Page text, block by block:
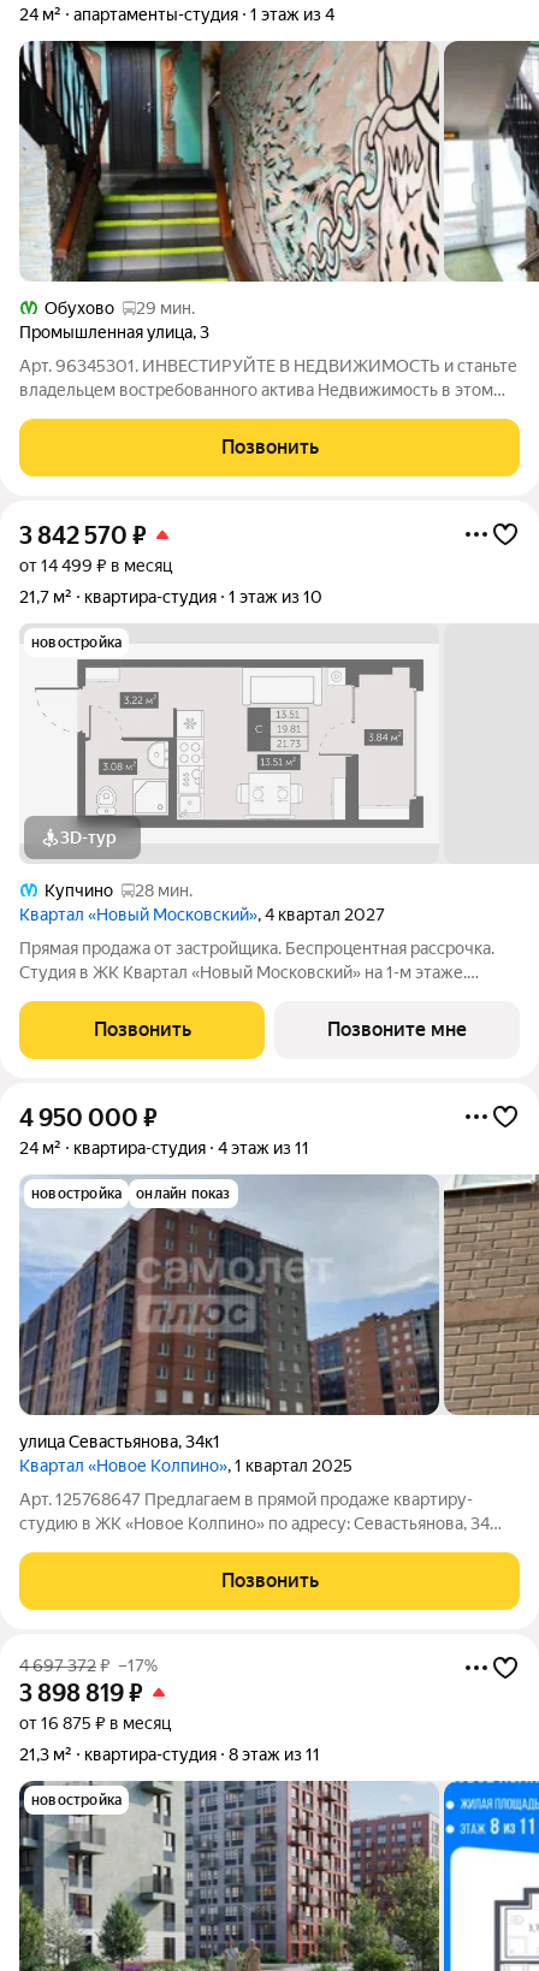
24 м² апартаменты-студия 1 этаж из 4
Обухово
29 мин.
Промышленная улица,3
Арт. 96345301. ИHBEСТИРУЙTЕ В НЕДВИЖИMОCТЬ и станьте
владельцем востребованного актива Недвижимость в этом
надёжность вложений и гарантированный пассивный доход от
сдачи объекта в аренду
Позвонить
3 842 570 ₽
от 14 499 ₽ в месяц
21,7 м²
квартира-студия 1 этаж из 10
новостройка
3D-тур
Купчино
28 мин.
Квартал «Новый Московский», 4 квартал 2027
Прямая продажа от застройщика. Беспроцентная рассрочка.
Студия в ЖК Квартал «Новый Московский» на 1-м этаже.
квартал «Новый Московский» в Пушкинском районе. Этот
комплекс объединит в себе успешный
Позвонить Позвоните мне
4 950 000 ₽
24 м² квартира-студия 4 этаж из 11
новостройка онлайн показ
улица Севастьянова,34к1
Квартал «Новое Колпино», 1 квартал 2025
Арт. 125768647 Предлагаем в прямой продаже квартиру-
студию в ЖК «Новое Колпино» по адресу: Севастьянова, 34
находится на 4-м этаже 11-этажного дома Жилое пространство
17.8 кв. м продумано для
Позвонить
4 697 372₽ –17%
3 898 819₽
от 16 875 ₽ в месяц
21,3 м²
квартира-студия 8 этаж из 11
новостройка